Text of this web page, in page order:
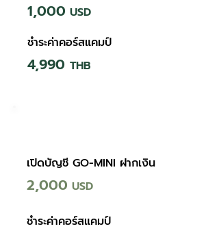
1,000 USD
ชำระค่าคอร์สแคมป์
4,990 THB
เปิดบัญชี GO-MINI ฝากเงิน
2,000 USD
ชำระค่าคอร์สแคมป์